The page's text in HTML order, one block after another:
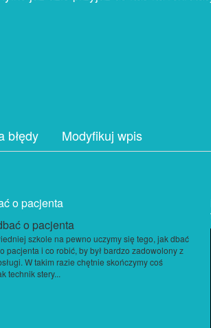
błędy Modyfikuj wpis
o pacjenta
szkole na pewno uczymy się tego, jak dbać
pacjenta i co robić, by był bardzo zadowolony z
W takim razie chętnie skończymy coś
technik stery...